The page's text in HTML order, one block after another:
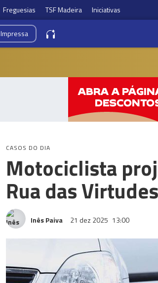
Freguesias TSF Madeira Iniciativas
Impressa
CASOS DO DIA
Motociclista
Rua das Virtudes
Inês Paiva 21 dez 2025 13:00